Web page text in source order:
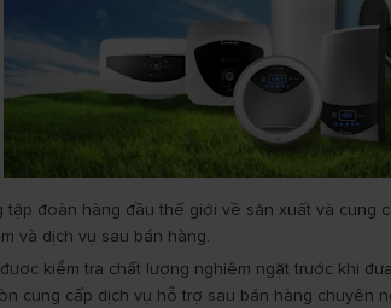
đoàn hàng đầu thế giới về sản xuất và
và dịch vụ sau bán hàng.
kiểm tra chất lượng nghiêm ngặt trước khi
cung cấp dịch vụ hỗ trợ sau bán hàng chuyên